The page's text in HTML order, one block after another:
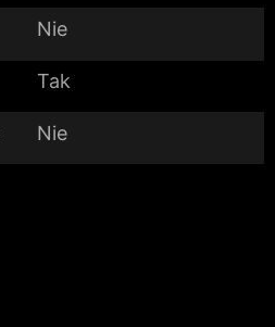
Nie
Tak
Nie